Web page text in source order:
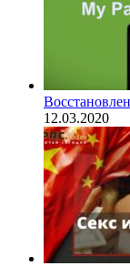
12.03.2020